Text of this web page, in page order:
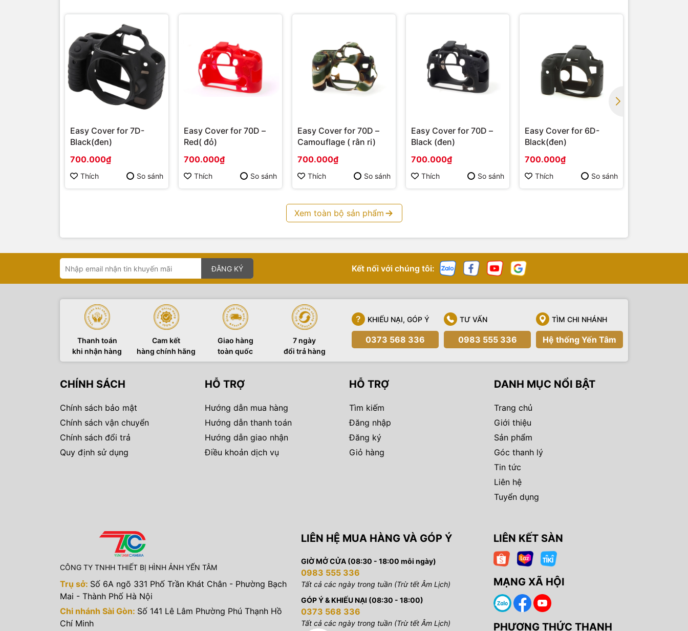
Easy Cover for 7D-
Black(đen)
700.000₫
Thích So sánh
Easy Cover for 70D –
Red( đỏ)
700.000₫
Thích So sánh
Easy Cover for 70D –
Camouflage ( rằn ri)
700.000₫
Thích So sánh
Easy Cover for 70D –
Black (đen)
700.000₫
Thích So sánh
Easy Cover for 6D-
Black(đen)
700.000₫
Thích So sánh
Xem toàn bộ sản phẩm
ĐĂNG KÝ Kết nối với chúng tôi:
Thanh toán
khi nhận hàng
Cam kết
hàng chính hãng
Giao hàng
toàn quốc
7 ngày
đổi trả hàng
KHIẾU NẠI, GÓP Ý
0373 568 336
TƯ VẤN
0983 555 336
TÌM CHI NHÁNH
Hệ thống Yến Tâm
CHÍNH SÁCH
Chính sách bảo mật
Chính sách vận chuyển
Chính sách đổi trả
Quy định sử dụng
HỖ TRỢ
Hướng dẫn mua hàng
Hướng dẫn thanh toán
Hướng dẫn giao nhận
Điều khoản dịch vụ
HỖ TRỢ
Tìm kiếm
Đăng nhập
Đăng ký
Giỏ hàng
DANH MỤC NỔI BẬT
Trang chủ
Giới thiệu
Sản phẩm
Góc thanh lý
Tin tức
Liên hệ
Tuyển dụng
CÔNG TY TNHH THIẾT BỊ HÌNH ẢNH YẾN TÂM
Trụ sở: Số 6A ngõ 331 Phố Trần Khát Chân - Phường Bạch
Mai - Thành Phố Hà Nội
Chi nhánh Sài Gòn: Số 141 Lê Lâm Phường Phú Thạnh Hồ
Chí Minh
LIÊN HỆ MUA HÀNG VÀ GÓP Ý
GIỜ MỞ CỬA (08:30 - 18:00 mỗi ngày)
0983 555 336
Tất cả các ngày trong tuần (Trừ tết Âm Lịch)
GÓP Ý & KHIẾU NẠI (08:30 - 18:00)
0373 568 336
Tất cả các ngày trong tuần (Trừ tết Âm Lịch)
LIÊN KẾT SÀN
MẠNG XÃ HỘI
PHƯƠNG THỨC THANH